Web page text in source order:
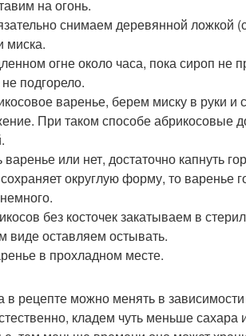
на огонь.
снимаем деревянной ложкой
миска.
огне около часа, пока сироп не
подгорело.
варенье, берем миску в руки
При таком способе абрикосовые
или нет, достаточно капнуть
округлую форму, то варенье
без косточек закатываем в
виде оставляем остывать.
в прохладном месте.
в рецепте можно менять в
кладем чуть меньше